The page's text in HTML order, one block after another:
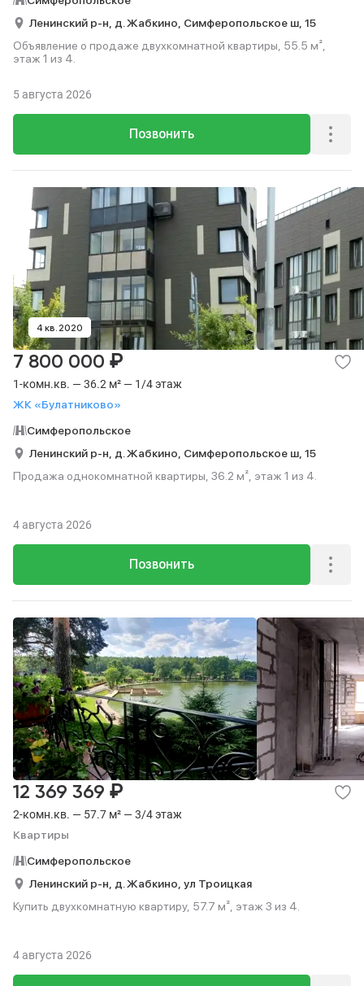
Ленинский р-н, д. Жабкино, Симферопольское ш, 15
Объявление о продаже двухкомнатной квартиры, 55.5 м²,
этаж 1 из 4.
Позвонить
5 августа 2026
4 кв. 2020
1-комн.кв. — 36.2 м² — 1/4 этаж
ЖК «Булатниково»
7 800 000 ₽
Симферопольское
Ленинский р-н, д. Жабкино, Симферопольское ш, 15
Продажа однокомнатной квартиры, 36.2 м², этаж 1 из 4.
Позвонить
4 августа 2026
2-комн.кв. — 57.7 м² — 3/4 этаж
Квартиры
12 369 369 ₽
Симферопольское
Ленинский р-н, д. Жабкино, ул Троицкая
Купить двухкомнатную квартиру, 57.7 м², этаж 3 из 4.
4 августа 2026